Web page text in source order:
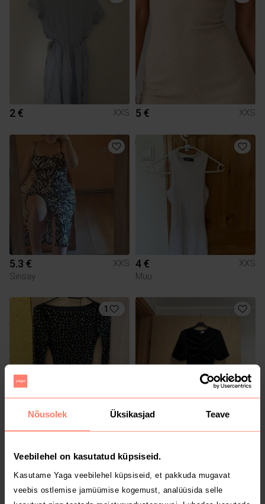
Nõusolek Üksikasjad Teave
Veebilehel on kasutatud küpsiseid.
Kasutame Yaga veebilehel küpsiseid, et pakkuda mugavat
veebis ostlemise jamüümise kogemust, analüüsida selle
2 € XXS 5 € XXS
5.3 €
XXS
Sinsay
4 €
XXS
Muu
1